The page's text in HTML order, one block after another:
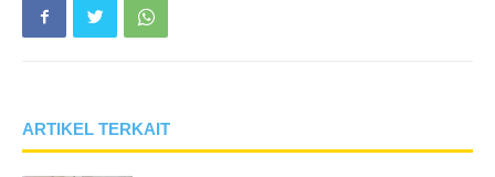
ARTIKEL TERKAIT